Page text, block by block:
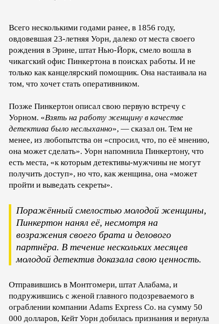
Всего несколькими годами ранее, в 1856 году,
овдовевшая 23-летняя Уорн, далеко от места своего
рождения в Эрине, штат Нью-Йорк, смело вошла в
чикагский офис Пинкертона в поисках работы. И не
только как канцелярский помощник. Она настаивала на
том, что хочет стать оперативником.
Позже Пинкертон описал свою первую встречу с
Уорном. «Взять на работу женщину в качестве
детектива было неслыханно», — сказал он. Тем не
менее, из любопытства он «спросил, что, по её мнению,
она может сделать». Уорн напомнила Пинкертону, что
есть места, «к которым детективы-мужчины не могут
получить доступ», но что, как женщина, она «может
пройти и выведать секреты».
Поражённый смелостью молодой женщины,
Пинкертон нанял её, несмотря на
возражения своего брата и делового
партнёра. В течение нескольких месяцев
молодой детектив доказала свою ценность.
Отправившись в Монтгомери, штат Алабама, и
подружившись с женой главного подозреваемого в
ограблении компании Adams Express Co. на сумму 50
000 долларов, Кейт Уорн добилась признания и вернула